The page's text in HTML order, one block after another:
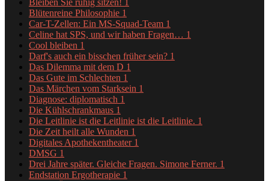
Blütenreine Philosophie 1
Car-T-Zellen: Ein MS-Squad-Team 1
Celine hat SPS, und wir haben Fragen… 1
Cool bleiben 1
Darf's auch ein bisschen früher sein? 1
Das Dilemma mit dem D 1
Das Gute im Schlechten 1
Das Märchen vom Starksein 1
Diagnose: diplomatisch 1
Die Kühlschrankmaus 1
Die Leitlinie ist die Leitlinie ist die Leitlinie. 1
Die Zeit heilt alle Wunden 1
Digitales Apothekentheater 1
DMSG 1
Drei Jahre später. Gleiche Fragen. Simone Ferner. 1
Endstation Ergotherapie 1